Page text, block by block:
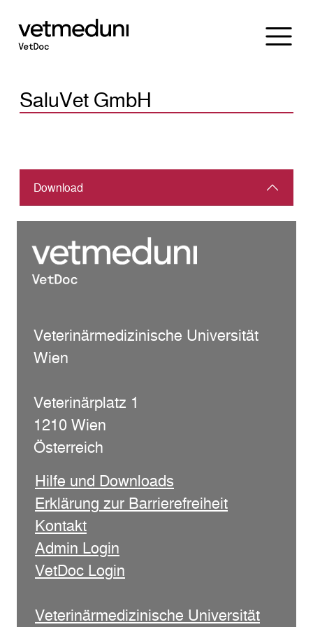
SaluVet GmbH
Download
Veterinärmedizinische Universität
Wien
Veterinärplatz 1
1210 Wien
Österreich
Hilfe und Downloads
Erklärung zur Barrierefreiheit
Kontakt
Admin Login
VetDoc Login
Veterinärmedizinische Universität